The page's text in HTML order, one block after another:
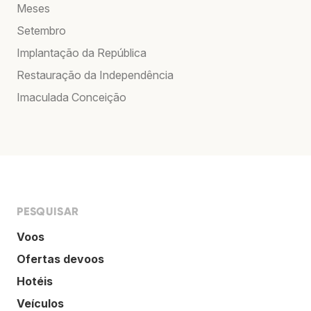
Meses
Setembro
Implantação da República
Restauração da Independência
Imaculada Conceição
PESQUISAR
Voos
Ofertas devoos
Hotéis
Veículos